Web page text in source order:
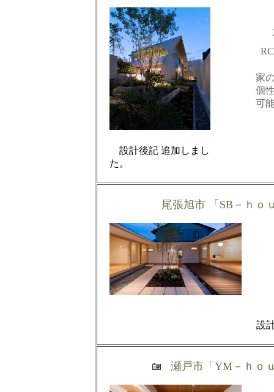
設計後記 追加しまし
尾張旭市 「SB－ｈｏ
設計
瀬戸市「YM－ｈｏ
家
個
可